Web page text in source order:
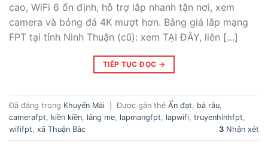
cao, WiFi 6 ổn định, hỗ trợ lắp nhanh tận nơi, xem
camera và bóng đá 4K mượt hơn. Bảng giá lắp mạng
FPT tại tỉnh Ninh Thuận (cũ): xem TẠI ĐÂY, liên […]
TIẾP TỤC ĐỌC →
Đã đăng trong Khuyến Mãi Được gắn thẻ Ấn đạt bà râu
camerafpt
kiền kiền lắng me lapmangfpt lapwifi truyenhinhfpt
wififpt xã Thuận Bắc 3 Nhận xét